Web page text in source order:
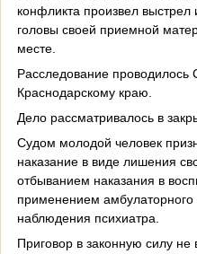
конфликта произвел выстрел
головы своей приемной
месте.
Расследование проводилось
Краснодарскому краю.
Дело рассматривалось в
Судом молодой человек
наказание в виде лишения
отбыванием наказания в
применением амбулаторного
наблюдения психиатра.
Приговор в законную силу не